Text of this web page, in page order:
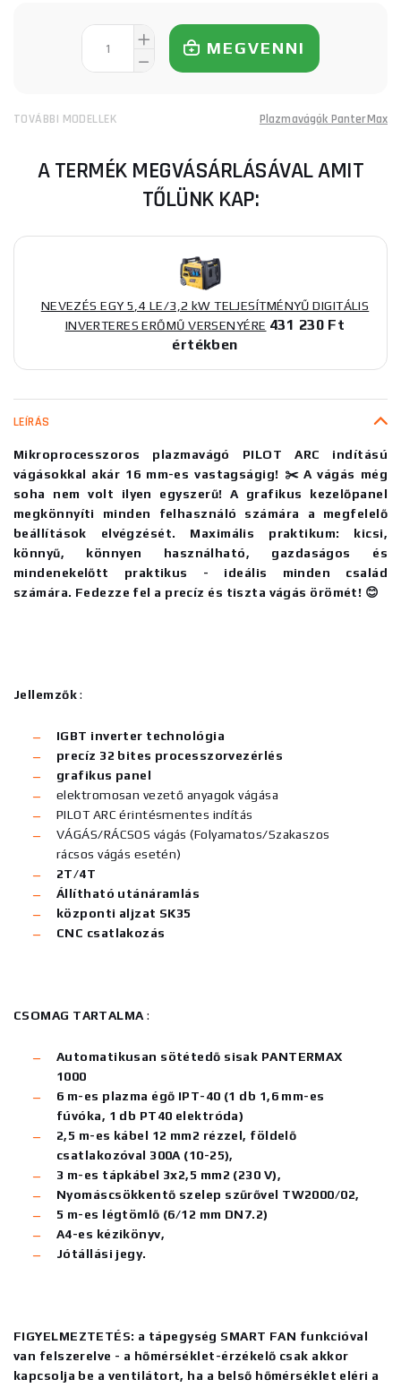
MEGVENNI
TOVÁBBI MODELLEK Plazmavágók PanterMax
A TERMÉK MEGVÁSÁRLÁSÁVAL AMIT
TŐLÜNK KAP:
NEVEZÉS EGY 5,4 LE/3,2 kW TELJESÍTMÉNYŰ DIGITÁLIS
INVERTERES ERŐMŰ VERSENYÉRE 431 230 Ft
értékben
LEÍRÁS
Mikroprocesszoros plazmavágó PILOT ARC indítású
vágásokkal akár 16 mm-es vastagságig! ✂️ A vágás még
soha nem volt ilyen egyszerű! A grafikus kezelőpanel
megkönnyíti minden felhasználó számára a megfelelő
beállítások elvégzését. Maximális praktikum: kicsi,
könnyű, könnyen használható, gazdaságos és
mindenekelőtt praktikus - ideális minden család
számára. Fedezze fel a precíz és tiszta vágás örömét! 😊
Jellemzők:
IGBT inverter technológia
precíz 32 bites processzorvezérlés
grafikus panel
elektromosan vezető anyagok vágása
PILOT ARC érintésmentes indítás
VÁGÁS/RÁCSOS vágás (Folyamatos/Szakaszos
rácsos vágás esetén)
2T/4T
Állítható utánáramlás
központi aljzat SK35
CNC csatlakozás
CSOMAG TARTALMA :
Automatikusan sötétedő sisak PANTERMAX
1000
6 m-es plazma égő IPT-40 (1 db 1,6 mm-es
fúvóka, 1 db PT40 elektróda)
2,5 m-es kábel 12 mm2 rézzel, földelő
csatlakozóval 300A (10-25),
3 m-es tápkábel 3x2,5 mm2 (230 V),
Nyomáscsökkentő szelep szűrővel TW2000/02,
5 m-es légtömlő (6/12 mm DN7.2)
A4-es kézikönyv,
Jótállási jegy.
FIGYELMEZTETÉS: a tápegység SMART FAN funkcióval
van felszerelve - a hőmérséklet-érzékelő csak akkor
kapcsolja be a ventilátort, ha a belső hőmérséklet eléri a